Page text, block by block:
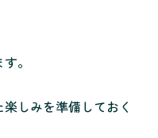
。
しみを準備しておく